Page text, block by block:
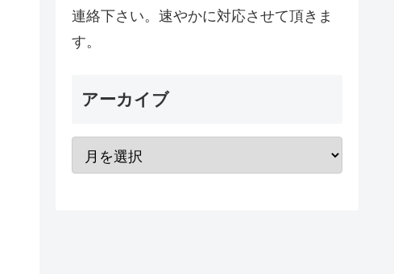
連絡下さい。速やかに対応させて頂きま
す。
アーカイブ